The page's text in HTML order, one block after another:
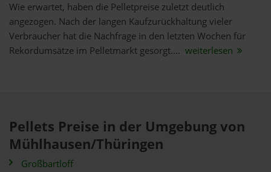
Wie erwartet, haben die Pelletpreise zuletzt deutlich
angezogen. Nach der langen Kaufzurückhaltung vieler
Verbraucher hat die Nachfrage in den letzten Wochen für
Rekordumsätze im Pelletmarkt gesorgt.... weiterlesen
Pellets Preise in der Umgebung von
Mühlhausen/Thüringen
Großbartloff